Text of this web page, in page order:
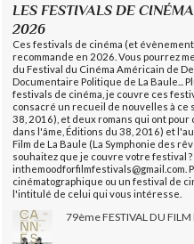
LES FESTIVALS DE
2026
Ces festivals de cinéma (et
recommande en 2026. Vous pourrez
du Festival du Cinéma Américain de
Documentaire Politique de La Baule...
festivals de cinéma, je couvre ces
consacré un recueil de nouvelles à ce
38, 2016), et deux romans qui ont
dans l'âme, Éditions du 38, 2016) et
Film de La Baule (La Symphonie des
souhaitez que je couvre votre festival ?
inthemoodforfilmfestivals@gmail.com.
cinématographique ou un festival de
l'intitulé de celui qui vous intéresse.
79ème FESTIVAL DU FILM